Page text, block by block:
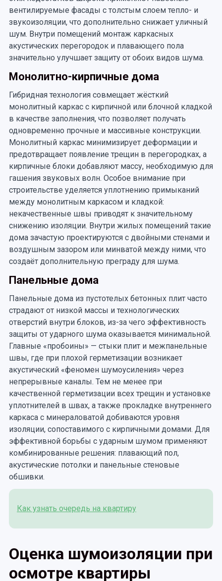
вентилируемые фасады с толстым слоем тепло- и
звукоизоляции, что дополнительно снижает уличный
шум. Внутри помещений монтаж каркасных
акустических перегородок и плавающего пола
значительно улучшает защиту от обоих видов шума.
Монолитно-кирпичные дома
Гибридная технология совмещает жёсткий
монолитный каркас с кирпичной или блочной кладкой
в качестве заполнения, что позволяет получать
одновременно прочные и массивные конструкции.
Монолитный каркас минимизирует деформации и
предотвращает появление трещин в перегородках, а
кирпичные блоки добавляют массу, необходимую для
гашения звуковых волн. Особое внимание при
строительстве уделяется уплотнению примыканий
между монолитным каркасом и кладкой:
некачественные швы приводят к значительному
снижению изоляции. Внутри жилых помещений такие
дома зачастую проектируются с двойными стенами и
воздушным зазором или минватой между ними, что
создаёт дополнительную преграду для шума.
Панельные дома
Панельные дома из пустотелых бетонных плит часто
страдают от низкой массы и технологических
отверстий внутри блоков, из-за чего эффективность
защиты от ударного шума оказывается минимальной.
Главные «пробоины» — стыки плит и межпанельные
швы, где при плохой герметизации возникает
акустический «феномен шумоусиления» через
непрерывные каналы. Тем не менее при
качественной герметизации всех трещин и установке
уплотнителей в швах, а также прокладке внутреннего
каркаса с минераловатой добиваются уровня
изоляции, сопоставимого с кирпичными домами. Для
эффективной борьбы с ударным шумом применяют
комбинированные решения: плавающий пол,
акустические потолки и панельные стеновые
обшивки.
Как узнать очередь на квартиру
Оценка шумоизоляции при
осмотре квартиры